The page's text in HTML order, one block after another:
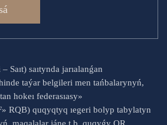
Saıt) saıtynda jarıalanǵan
taýar belgileri men tańbalarynyń,
hokeı federasıasy»
RQB) quqyqtyq ıegeri bolyp tabylatyn